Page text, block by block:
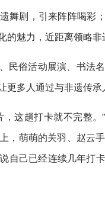
舞剧，引来阵阵喝彩
魅力，近距离领略非
民俗活动展演、书法
多人通过与非遗传
，这趟打卡就不完整
，萌萌的关羽、赵云
自己已经连续几年打